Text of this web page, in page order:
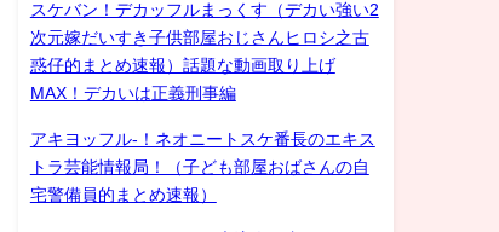
スケバン！デカッフルまっくす（デカい強い2
次元嫁だいすき子供部屋おじさんヒロシ之古
惑仔的まとめ速報）話題な動画取り上げ
MAX！デカいは正義刑事編
アキヨッフル-！ネオニートスケ番長のエキス
トラ芸能情報局！（子ども部屋おばさんの自
宅警備員的まとめ速報）